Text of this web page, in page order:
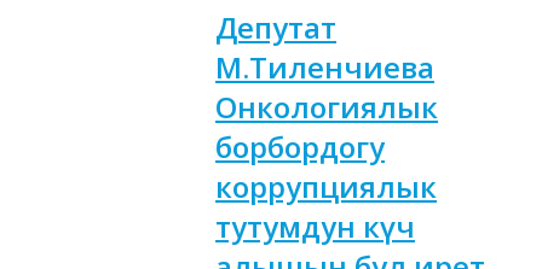
Депутат
М.Тиленчиева
Онкологиялык
борбордогу
коррупциялык
тутумдун күч